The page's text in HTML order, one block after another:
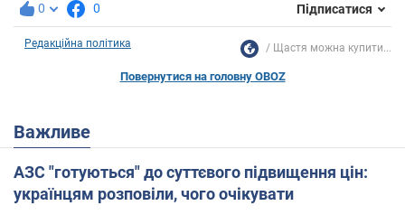
0 0 Підписатися
Редакційна політика Щастя можна купити...
Повернутися на головну OBOZ
Важливе
АЗС "готуються" до суттєвого підвищення цін:
українцям розповіли, чого очікувати